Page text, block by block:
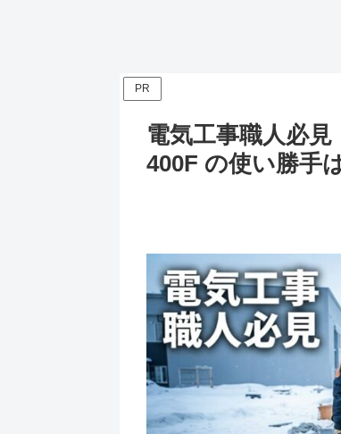
PR
電気工事職人必
400F の使い勝手